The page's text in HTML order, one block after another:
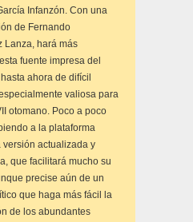
Infanzón. Con una
de Fernando
Lanza, hará más
fuente impresa del
ahora de difícil
valiosa para
otomano. Poco a poco
a la plataforma
versión actualizada y
que facilitará mucho su
precise aún de un
que haga más fácil la
de los abundantes